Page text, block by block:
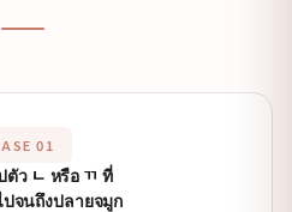
01
ว ㄴ หรือ ㄲ ที่
จนถึงปลายจมูก